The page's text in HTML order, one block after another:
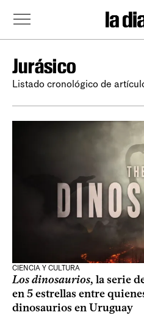
Jurásico
Listado cronológico de
CIENCIA Y CULTURA
Los dinosaurios, la serie
en 5 estrellas entre
dinosaurios en Uruguay